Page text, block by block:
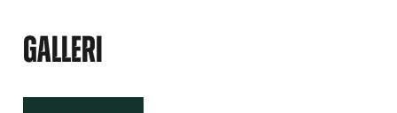
GALLERI